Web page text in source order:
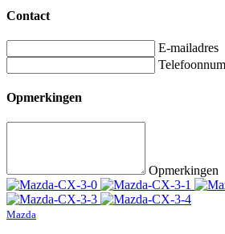
Contact
E-mailadres
Opmerkingen
Opmerkingen
Mazda